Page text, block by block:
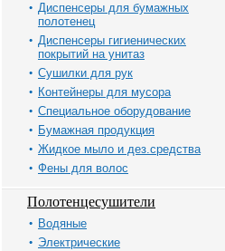
Диспенсеры для бумажных
полотенец
Диспенсеры гигиенических
покрытий на унитаз
Сушилки для рук
Контейнеры для мусора
Специальное оборудование
Бумажная продукция
Жидкое мыло и дез.средства
Фены для волос
Полотенцесушители
Водяные
Электрические